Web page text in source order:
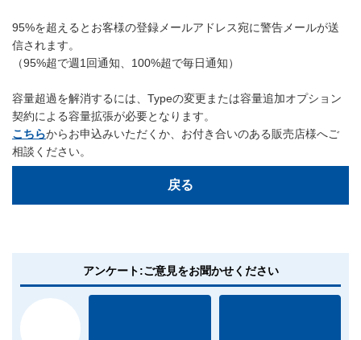
95%を超えるとお客様の登録メールアドレス宛に警告メールが送
信されます。
（95%超で週1回通知、100%超で毎日通知）
容量超過を解消するには、Typeの変更または容量追加オプション
契約による容量拡張が必要となります。
こちらからお申込みいただくか、お付き合いのある販売店様へご
相談ください。
戻る
アンケート:ご意見をお聞かせください